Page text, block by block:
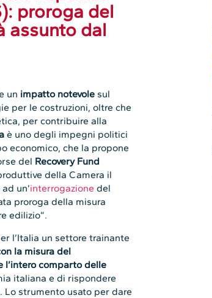
proroga del
assunto dal
un impatto notevole sul
per le costruzioni, oltre che
per contribuire alla
è uno degli impegni politici
economico, che la propone
del Recovery Fund
della Camera il
un’interrogazione del
proroga della misura
edilizio”.
l’Italia un settore trainante
la misura del
l’intero comparto delle
italiana e di rispondere
strumento usato per dare